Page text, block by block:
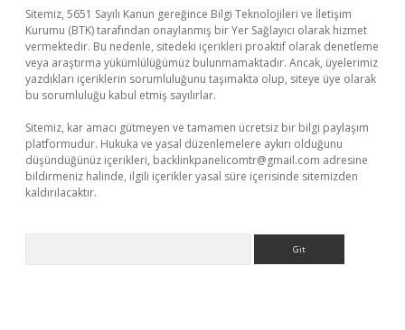
Sitemiz, 5651 Sayılı Kanun gereğince Bilgi Teknolojileri ve İletişim
Kurumu (BTK) tarafından onaylanmış bir Yer Sağlayıcı olarak hizmet
vermektedir. Bu nedenle, sitedeki içerikleri proaktif olarak denetleme
veya araştırma yükümlülüğümüz bulunmamaktadır. Ancak, üyelerimiz
yazdıkları içeriklerin sorumluluğunu taşımakta olup, siteye üye olarak
bu sorumluluğu kabul etmiş sayılırlar.
Sitemiz, kar amacı gütmeyen ve tamamen ücretsiz bir bilgi paylaşım
platformudur. Hukuka ve yasal düzenlemelere aykırı olduğunu
düşündüğünüz içerikleri, backlinkpanelicomtr@gmail.com adresine
bildirmeniz halinde, ilgili içerikler yasal süre içerisinde sitemizden
kaldırılacaktır.